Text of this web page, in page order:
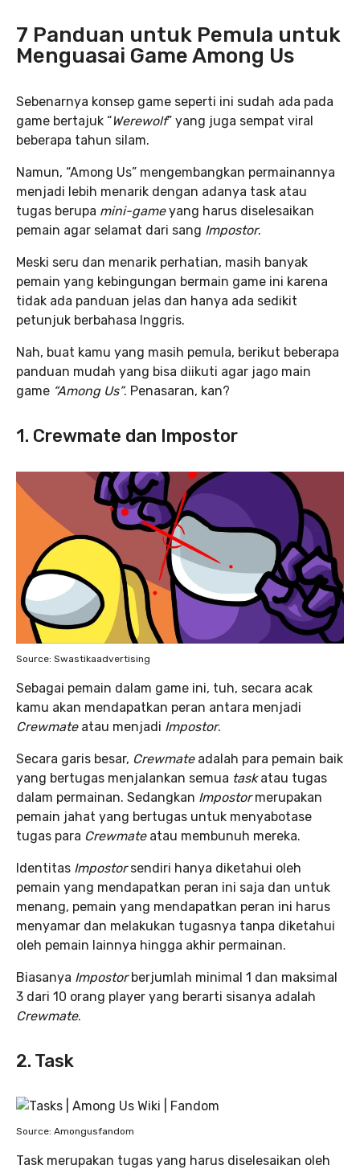
7 Panduan untuk Pemula untuk
Menguasai Game Among Us
Sebenarnya konsep game seperti ini sudah ada pada
game bertajuk “Werewolf” yang juga sempat viral
beberapa tahun silam.
Namun, “Among Us” mengembangkan permainannya
menjadi lebih menarik dengan adanya task atau
tugas berupa mini-gameyang harus diselesaikan
pemain agar selamat dari sang Impostor.
Meski seru dan menarik perhatian, masih banyak
pemain yang kebingungan bermain game ini karena
tidak ada panduan jelas dan hanya ada sedikit
petunjuk berbahasa Inggris.
Nah, buat kamu yang masih pemula, berikut beberapa
panduan mudah yang bisa diikuti agar jago main
game “Among Us”. Penasaran, kan?
1. Crewmate dan Impostor
Source: Swastikaadvertising
Sebagai pemain dalam game ini, tuh, secara acak
kamu akan mendapatkan peran antara menjadi
Crewmateatau menjadi Impostor.
Secara garis besar, Crewmateadalah para pemain baik
yang bertugas menjalankan semua taskatau tugas
dalam permainan. Sedangkan Impostormerupakan
pemain jahat yang bertugas untuk menyabotase
tugas para Crewmateatau membunuh mereka.
Identitas Impostorsendiri hanya diketahui oleh
pemain yang mendapatkan peran ini saja dan untuk
menang, pemain yang mendapatkan peran ini harus
menyamar dan melakukan tugasnya tanpa diketahui
oleh pemain lainnya hingga akhir permainan.
Biasanya Impostorberjumlah minimal 1 dan maksimal
3 dari 10 orang player yang berarti sisanya adalah
Crewmate.
2. Task
Source: Amongusfandom
Task merupakan tugas yang harus diselesaikan oleh